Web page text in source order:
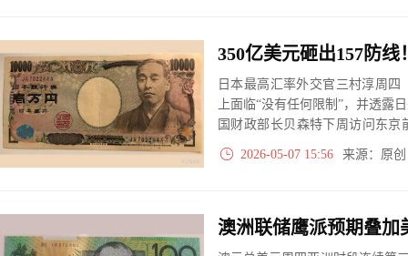
日本最高汇率外交官三村淳周
上面临“没有任何限制”，并透露
国财政部长贝森特下周访问东
的信号。然而，市场分析人士指
联合行动。
2026-05-07 15:56 来源：原